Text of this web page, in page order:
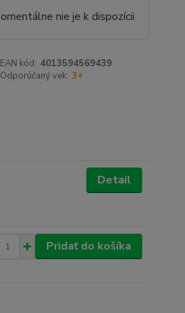
nie je k dispozícii
EAN kód: 4013594569439
Odporúčaný vek: 3+
Detail
Pridať do košíka